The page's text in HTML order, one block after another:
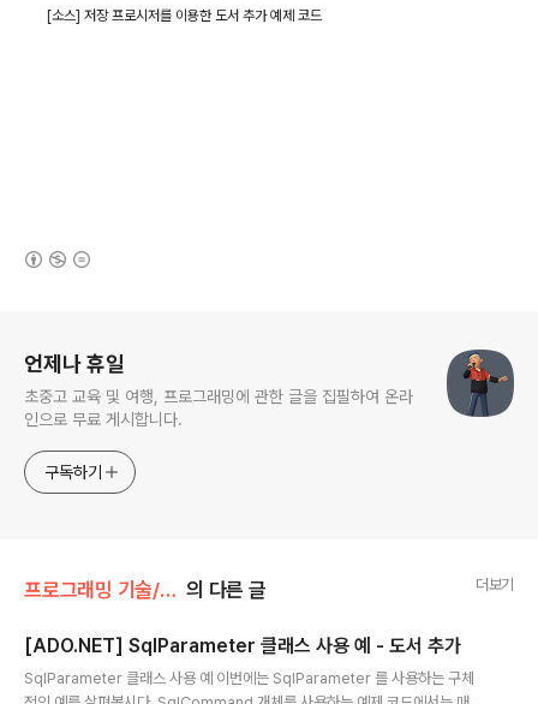
[소스]저장 프로시저를 이용한 도서 추가 예제 코드
언제나 휴일
초중고 교육 및 여행, 프로그래밍에 관한 글을 집필하여 온라
인으로 무료 게시합니다.
구독하기
프로그래밍 기술/SQL과 ADO.NET 의 다른 글 더보기
[ADO.NET] SqlParameter 클래스 사용 예 - 도서 추가
SqlParameter 클래스 사용 예 이번에는 SqlParameter 를 사용하는 구체